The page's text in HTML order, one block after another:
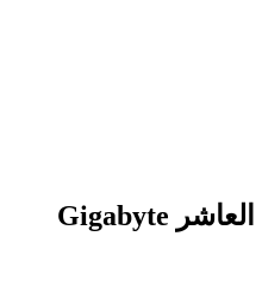
مراجعة مذربورد الجيل العاشر Gigabyte